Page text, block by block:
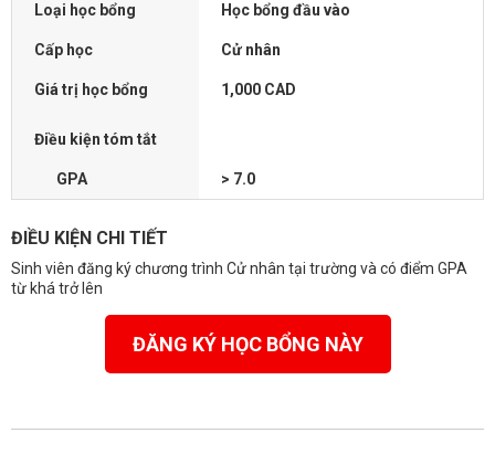
Loại học bổng Học bổng đầu vào
Cấp học Cử nhân
Giá trị học bổng 1,000 CAD
Điều kiện tóm tắt
GPA > 7.0
ĐIỀU KIỆN CHI TIẾT
Sinh viên đăng ký chương trình Cử nhân tại trường và có điểm GPA
từ khá trở lên
ĐĂNG KÝ HỌC BỔNG NÀY